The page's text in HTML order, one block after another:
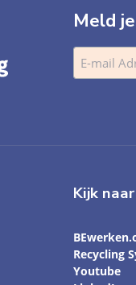
Meld
Kijk
Recycling
Youtube